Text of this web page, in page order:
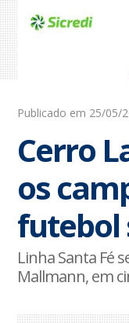
Publicado em 25/05/
Cerro
os
futebol
Linha Santa Fé
Mallmann, em